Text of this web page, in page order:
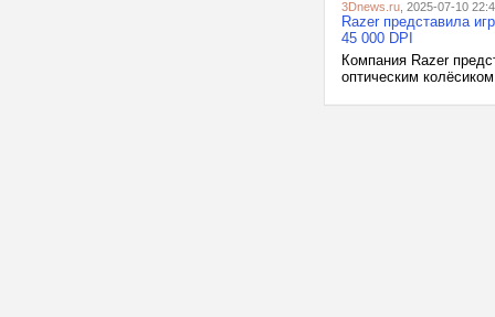
3Dnews.ru , 2025-07-10
Razer представила
45 000 DPI
Компания Razer
оптическим